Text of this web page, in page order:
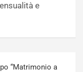
e
“Matrimonio a